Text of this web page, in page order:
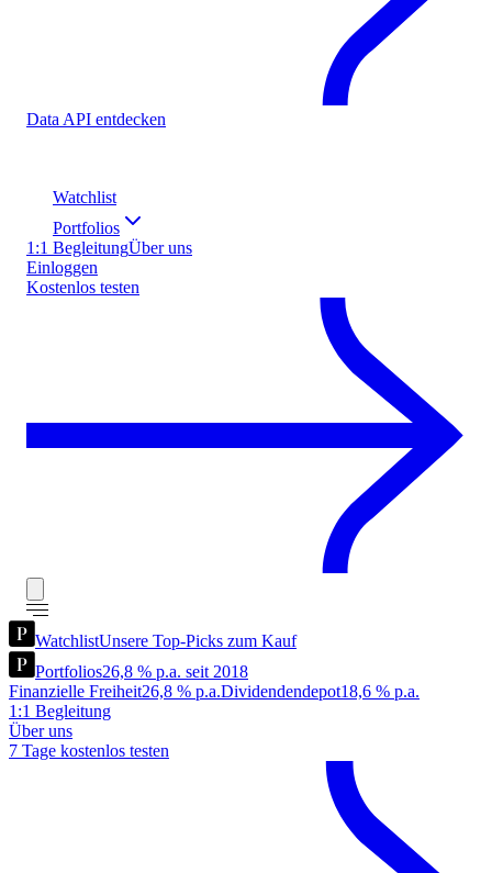
Data API entdecken
Watchlist
Portfolios
1:1 BegleitungÜber uns
Einloggen
Kostenlos testen
WatchlistUnsere Top-Picks zum Kauf
Portfolios26,8 % p.a. seit 2018
Finanzielle Freiheit26,8 % p.a.Dividendendepot18,6 % p.a.
1:1 Begleitung
Über uns
7 Tage kostenlos testen